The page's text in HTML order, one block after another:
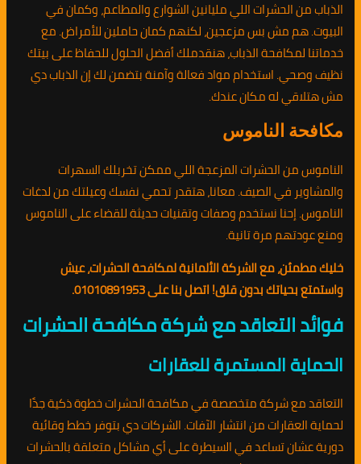
الذباب من الحشرات اللي مليانين الشوارع والمطاعم، وكمان في
البيوت. هم مش بس مزعجين، لكنهم كمان حاملين للأمراض. مع
خدماتنا لمكافحة الذباب، هنقدملك أفضل الحلول للحفاظ على بيتك
نظيف وصحي. استخدام مواد فعالة وآمنة بتضمن لك إن الذباب دي
مش هتلاقي له مكان عندك.
مكافحة الناموس
الناموس من الحشرات المزعجة اللي ممكن تخربلك السهرات
والمشاوير في الصيف. معانا، هتقدر تحمي نفسك وعيلتك من لدغات
الناموس. إحنا نستخدم وصفات وتقنيات حديثة للقضاء على الناموس
ومنع عودتهم مرة تانية.
خليك مطمئن، مع الشركة الألمانية لمكافحة الحشرات، عيش
واستمتع بحياتك بدون قلق! اتصل بنا على 01010891953.
فوائد التعاقد مع شركة مكافحة الحشرات
الحماية المستمرة للعقارات
التعاقد مع شركة متخصصة في مكافحة الحشرات خطوة ذكية جدًا
لحماية العقارات من انتشار الآفات. الشركات دي بتوفر خطط وقائية
دورية عشان تساعد في السيطرة على أي مشاكل متعلقة بالحشرات